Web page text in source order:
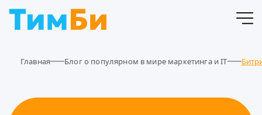
Главная Блог о популярном в мире маркетинга и IT